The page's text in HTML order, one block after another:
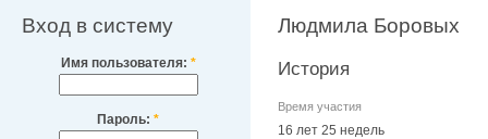
Вход в систему
Имя пользователя: *
Пароль: *
Людмила Боровых
История
Время участия
16 лет 25 недель